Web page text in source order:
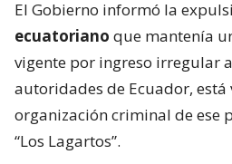
El Gobierno informó la
ecuatoriano que mantenía
vigente por ingreso irregular
autoridades de Ecuador,
organización criminal de ese
“Los Lagartos”.